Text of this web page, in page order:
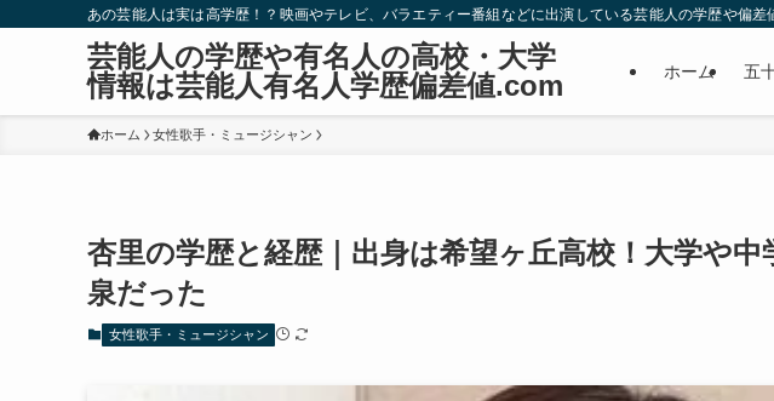
あの芸能人は実は高学歴！？映画やテレビ、バラエティー番組などに出演している芸能人の学歴や偏
芸能人の学歴や有名人の高校・大学
情報は芸能人有名人学歴偏差値.com
ホーム 五
ホーム 女性歌手・ミュージシャン
杏里の学歴と経歴｜出身は希望ヶ丘高校！大学や
泉だった
女性歌手・ミュージシャン